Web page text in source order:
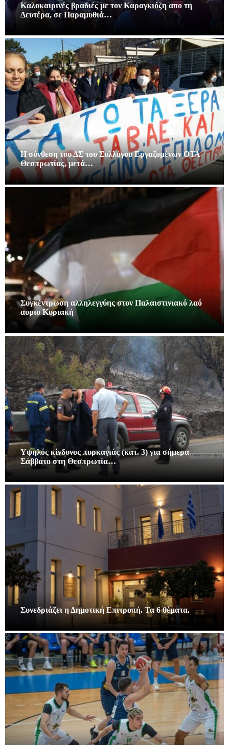
Καλοκαιρινές βραδιές με τον Καραγκιόζη απο τη
Δευτέρα, σε Παραμυθιά…
Η σύνθεση του ΔΣ του Συλλόγου Εργαζομένων ΟΤΑ
Θεσπρωτίας, μετά…
Συγκέντρωση αλληλεγγύης στον Παλαιστινιακό λαό
αυριο Κυριακή
Υψηλός κίνδυνος πυρκαγιάς (κατ. 3) για σήμερα
Σάββατο στη Θεσπρωτία…
Συνεδριάζει η Δημοτική Επιτροπή. Τα 6 θέματα.